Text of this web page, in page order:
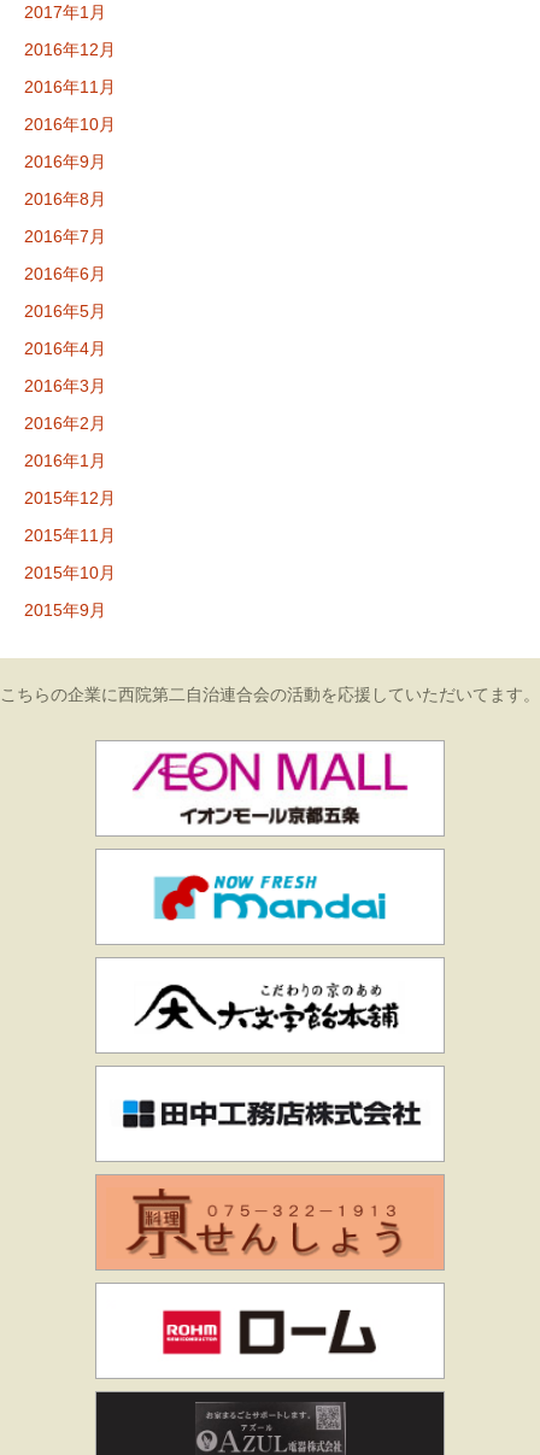
2017年1月
2016年12月
2016年11月
2016年10月
2016年9月
2016年8月
2016年7月
2016年6月
2016年5月
2016年4月
2016年3月
2016年2月
2016年1月
2015年12月
2015年11月
2015年10月
2015年9月
こちらの企業に西院第二自治連合会の活動を応援していただいてます。